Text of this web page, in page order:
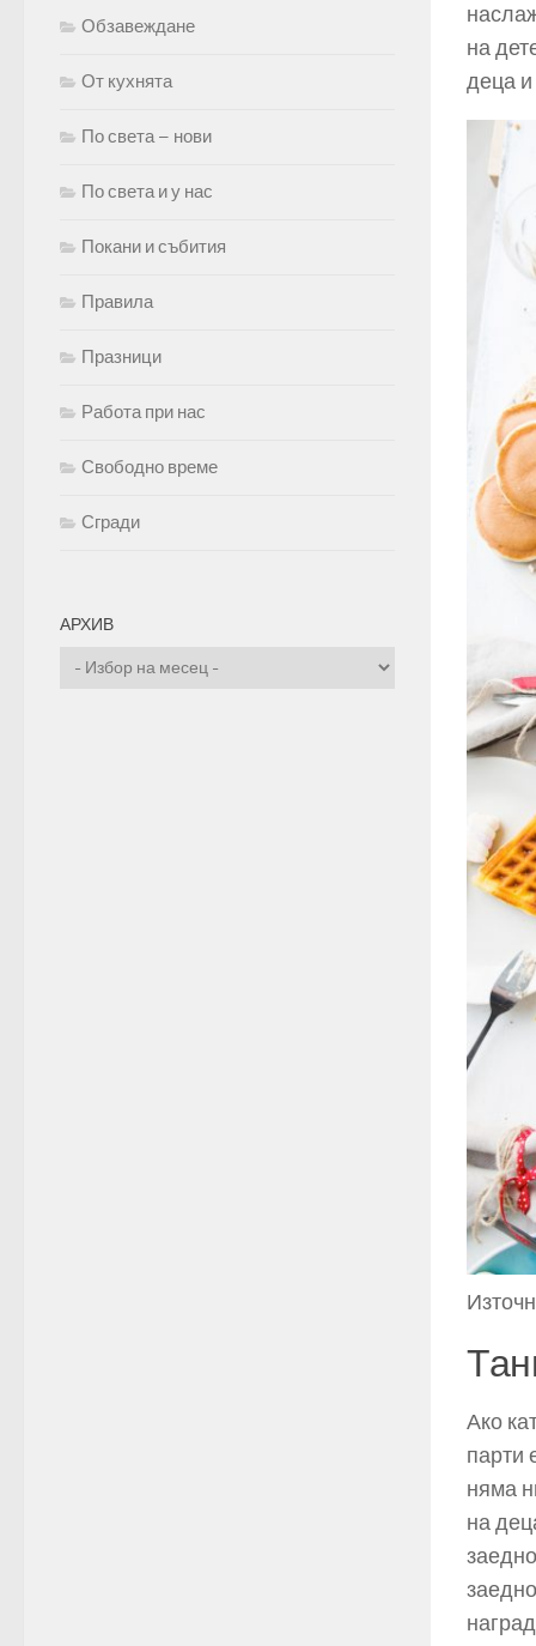
на
деца и
Ако
парти
няма
на
Обзавеждане
От кухнята
По света – нови
По света и у нас
Покани и събития
Правила
Празници
Работа при нас
Свободно време
Сгради
АРХИВ
Архив